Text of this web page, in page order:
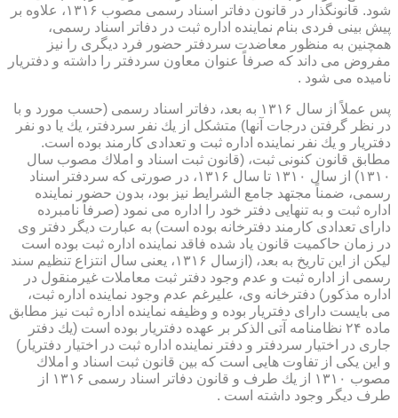
شود. قانونگذار در قانون دفاتر اسناد رسمی مصوب ۱۳۱۶، علاوه بر
پیش بینی فردی بنام نماینده اداره ثبت در دفاتر اسناد رسمی،
همچنین به منظور معاضدت سردفتر حضور فرد دیگری را نیز
مفروض می داند كه صرفاً عنوان معاون سردفتر را داشته و دفتریار
نامیده می شود .
پس عملاً از سال ۱۳۱۶ به بعد، دفاتر اسناد رسمی (حسب مورد و با
در نظر گرفتن درجات آنها) متشكل از یك نفر سردفتر، یك یا دو نفر
دفتریار و یك نفر نماینده اداره ثبت و تعدادی كارمند بوده است.
مطابق قانون كنونی ثبت، (قانون ثبت اسناد و املاك مصوب سال
۱۳۱۰) از سال ۱۳۱۰ تا سال ۱۳۱۶، در صورتی كه سردفتر اسناد
رسمی، ضمناً مجتهد جامع الشرایط نیز بود، بدون حضور نماینده
اداره ثبت و به تنهایی دفتر خود را اداره می نمود (صرفاً نامبرده
دارای تعدادی كارمند دفترخانه بوده است) به عبارت دیگر دفتر وی
در زمان حاكمیت قانون یاد شده فاقد نماینده اداره ثبت بوده است
لیكن از این تاریخ به بعد، (ازسال ۱۳۱۶، یعنی سال انتزاع تنظیم سند
رسمی از اداره ثبت و عدم وجود دفتر ثبت معاملات غیرمنقول در
اداره مذكور) دفترخانه وی، علیرغم عدم وجود نماینده اداره ثبت،
می بایست دارای دفتریار بوده و وظیفه نماینده اداره ثبت نیز مطابق
ماده ۲۴ نظامنامه آتی الذكر بر عهده دفتریار بوده است (یك دفتر
جاری در اختیار سردفتر و دفتر نماینده اداره ثبت در اختیار دفتریار)
و این یكی از تفاوت هایی است كه بین قانون ثبت اسناد و املاك
مصوب ۱۳۱۰ از یك طرف و قانون دفاتر اسناد رسمی ۱۳۱۶ از
طرف دیگر وجود داشته است .